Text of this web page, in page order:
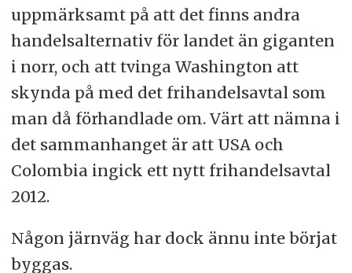
uppmärksamt på att det finns andra
handelsalternativ för landet än giganten
i norr, och att tvinga Washington att
skynda på med det frihandelsavtal som
man då förhandlade om. Värt att nämna i
det sammanhanget är att USA och
Colombia ingick ett nytt frihandelsavtal
2012.
Någon järnväg har dock ännu inte börjat
byggas.